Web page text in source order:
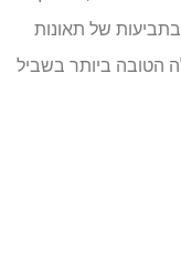
של תאונות
הטובה ביותר בשביל